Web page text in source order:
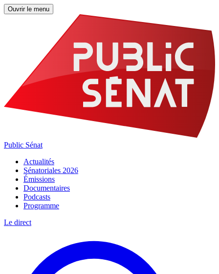
Ouvrir le menu
Public Sénat
Actualités
Sénatoriales 2026
Émissions
Documentaires
Podcasts
Programme
Le direct